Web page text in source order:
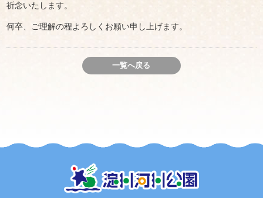
祈念いたします。
何卒、ご理解の程よろしくお願い申し上げます。
一覧へ戻る